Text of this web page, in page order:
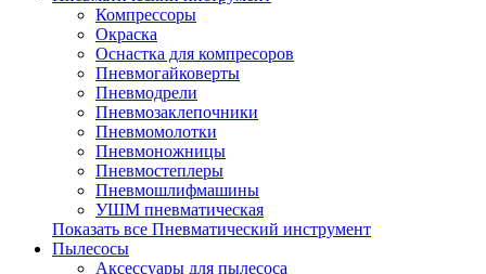
Компрессоры
Окраска
Оснастка для компресоров
Пневмогайковерты
Пневмодрели
Пневмозаклепочники
Пневмомолотки
Пневмоножницы
Пневмостеплеры
Пневмошлифмашины
УШМ пневматическая
Показать все Пневматический инструмент
Пылесосы
Аксессуары для пылесоса